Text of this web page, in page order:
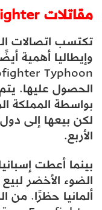
مقاتلات Eurofighter على الأجندة
تكتسب اتصالات
وإيطاليا أهمية
بواسطة المملكة
لكن بيعها إلى
الأربع.
بينما أعطت
الضوء الأخضر
ألمانيا حظرًا. من